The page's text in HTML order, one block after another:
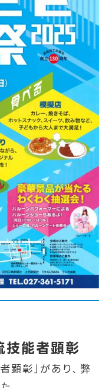
技能者顕彰
顕彰」があり、弊